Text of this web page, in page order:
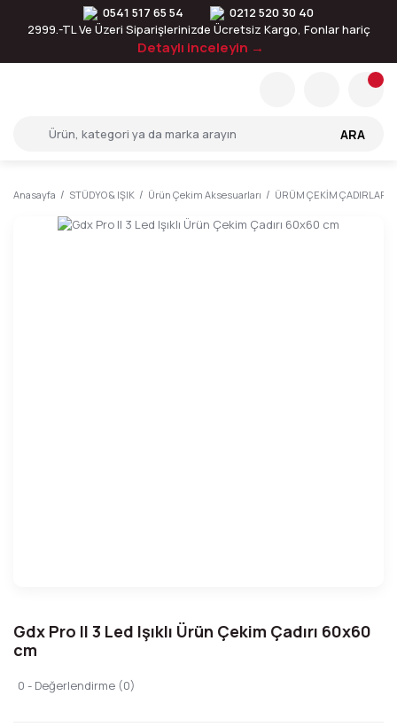
0541 517 65 54
0212 520 30 40
2999.-TL Ve Üzeri Siparişlerinizde Ücretsiz Kargo, Fonlar hariç
Detaylı inceleyin →
ARA
Anasayfa STÜDYO & IŞIK Ürün Çekim Aksesuarları ÜRÜM ÇEKİM ÇADIRLARI
Gdx Pro II 3 Led Işıklı Ürün Çekim Çadırı 60x60
cm
0 - Değerlendirme (0)